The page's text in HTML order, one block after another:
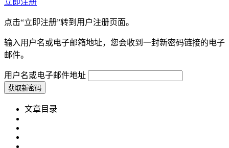
立即注册
点击“立即注册”转到用户注册页面。
输入用户名或电子邮箱地址，您会收到一封新密码链接的电子
邮件。
用户名或电子邮件地址
文章目录